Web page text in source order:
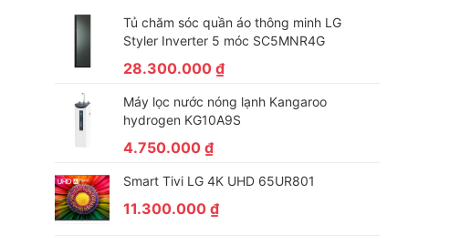
Tủ chăm sóc quần áo thông minh LG
Styler Inverter 5 móc SC5MNR4G
28.300.000₫
Máy lọc nước nóng lạnh Kangaroo
hydrogen KG10A9S
4.750.000₫
Smart Tivi LG 4K UHD 65UR801
11.300.000₫